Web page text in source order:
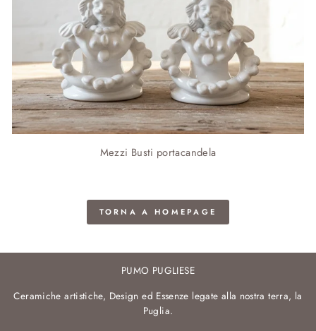
Mezzi Busti portacandela
TORNA A HOMEPAGE
PUMO PUGLIESE
Ceramiche artistiche, Design ed Essenze legate alla nostra terra, la
Puglia.